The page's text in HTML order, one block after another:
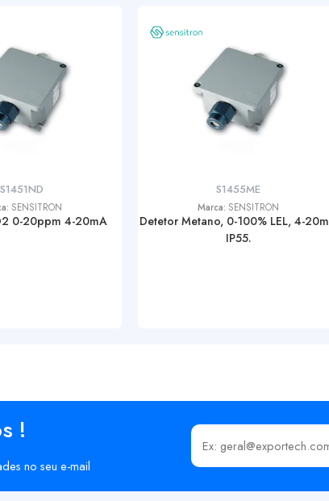
S1451ND
SENSITRON
0-20ppm 4-20mA
S1455ME
Marca: SENSITRON
Detetor Metano, 0-100% LEL, 4-
IP55.
!
no seu e-mail
Insira o seu email